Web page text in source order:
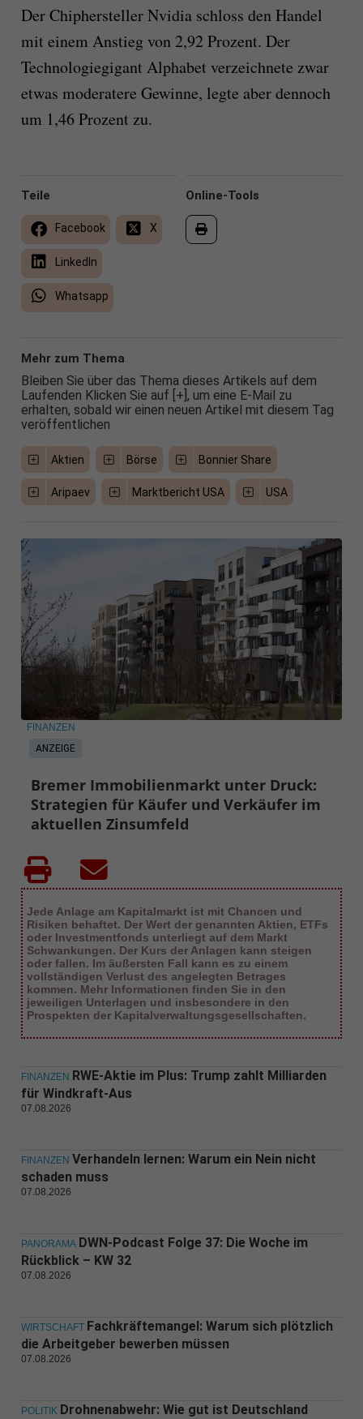
Der Chiphersteller Nvidia schloss den Handel
mit einem Anstieg von 2,92 Prozent. Der
Technologiegigant Alphabet verzeichnete zwar
etwas moderatere Gewinne, legte aber dennoch
um 1,46 Prozent zu.
Online-Tools
Teile
Facebook X
LinkedIn
Whatsapp
Mehr zum Thema
Bleiben Sie über das Thema dieses Artikels auf dem
Laufenden Klicken Sie auf [+], um eine E-Mail zu
erhalten, sobald wir einen neuen Artikel mit diesem Tag
veröffentlichen
Aktien Börse Bonnier Share
Aripaev Marktbericht USA USA
ANZEIGE
FINANZEN
Bremer Immobilienmarkt unter Druck:
Strategien für Käufer und Verkäufer im
aktuellen Zinsumfeld
Jede Anlage am Kapitalmarkt ist mit Chancen und
Risiken behaftet. Der Wert der genannten Aktien, ETFs
oder Investmentfonds unterliegt auf dem Markt
Schwankungen. Der Kurs der Anlagen kann steigen
oder fallen. Im äußersten Fall kann es zu einem
vollständigen Verlust des angelegten Betrages
kommen. Mehr Informationen finden Sie in den
jeweiligen Unterlagen und insbesondere in den
Prospekten der Kapitalverwaltungsgesellschaften.
FINANZEN RWE-Aktie im Plus: Trump zahlt Milliarden
für Windkraft-Aus
07.08.2026
FINANZEN Verhandeln lernen: Warum ein Nein nicht
schaden muss
07.08.2026
PANORAMA DWN-Podcast Folge 37: Die Woche im
Rückblick – KW 32
07.08.2026
WIRTSCHAFT Fachkräftemangel: Warum sich plötzlich
die Arbeitgeber bewerben müssen
07.08.2026
POLITIK Drohnenabwehr: Wie gut ist Deutschland